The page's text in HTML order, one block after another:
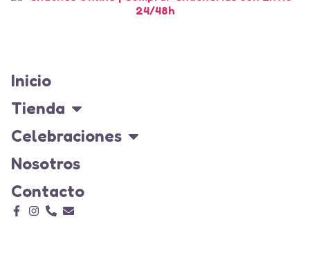
Inicio
Tienda
Celebraciones
Nosotros
Contacto